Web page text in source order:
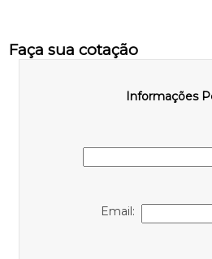
Faça sua cotação
Informações
Email: